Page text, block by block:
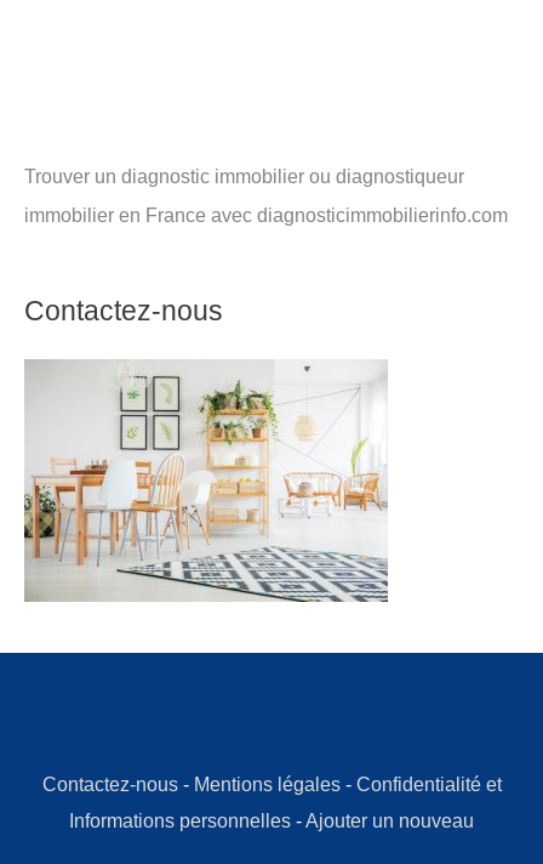
Trouver un diagnostic immobilier ou diagnostiqueur
immobilier en France avec diagnosticimmobilierinfo.com
Contactez-nous
Contactez-nous- Mentions légales- Confidentialité et
Informations personnelles -Ajouter un nouveau